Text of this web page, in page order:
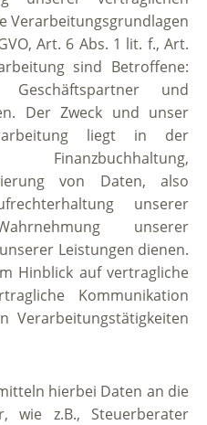
Verarbeitungsgrundlagen
Art. 6 Abs. 1 lit. f., Art.
sind Betroffene:
Geschäftspartner und
Der Zweck und unser
liegt in der
von Daten, also
unserer
unserer
Leistungen dienen.
Hinblick auf vertragliche
Kommunikation
Verarbeitungstätigkeiten
hierbei Daten an die
wie z.B., Steuerberater